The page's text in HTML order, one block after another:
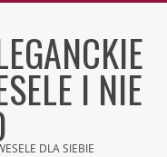
I NIE
DLA SIEBIE